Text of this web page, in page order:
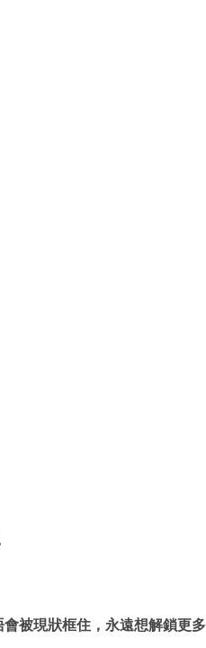
被現狀框住，永遠想解鎖更多